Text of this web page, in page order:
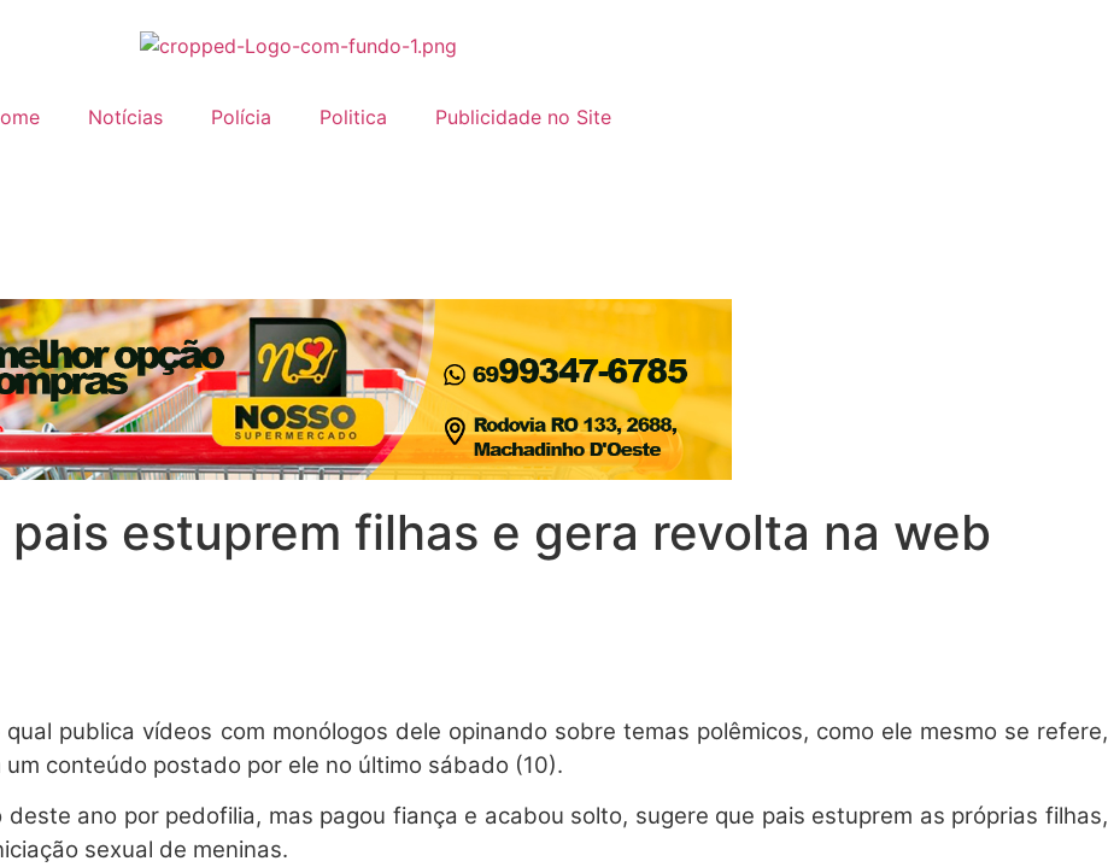
Notícias Polícia Politica Publicidade no Site
estuprem filhas e gera revolta na web
publica vídeos com monólogos dele opinando sobre temas polêmicos, como ele mesmo se refere,
conteúdo postado por ele no último sábado (10).
ano por pedofilia, mas pagou fiança e acabou solto, sugere que pais estuprem as próprias filhas,
sexual de meninas.